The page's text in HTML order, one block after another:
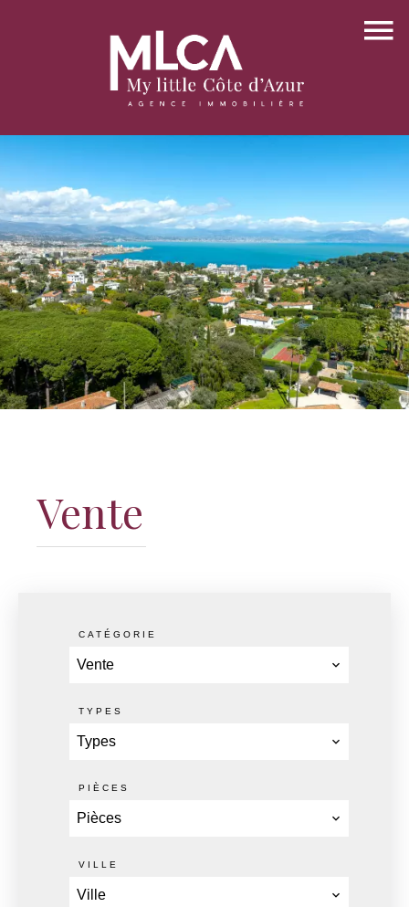
Vente
CATÉGORIE
Vente
TYPES
Types
PIÈCES
Pièces
VILLE
Ville